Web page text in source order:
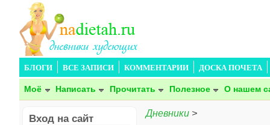
БЛОГИ ВСЕ ЗАПИСИ КОММЕНТАРИИ ДОСКА ПОЧЕТА
Моё Написать Прочитать Полезное О нашем
Дневники >
Вход на сайт